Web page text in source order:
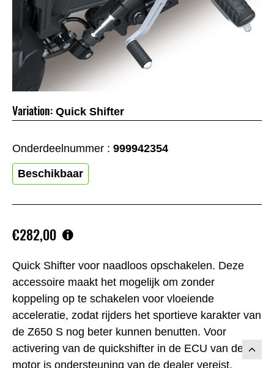
Quick Shifter voor naadloos opschakelen. Deze
accessoire maakt het mogelijk om zonder
koppeling op te schakelen voor vloeiende
acceleratie, zodat rijders het sportieve karakter van
de Z650 S nog beter kunnen benutten. Voor
activering van de quickshifter in de ECU van de
motor is ondersteuning van de dealer vereist.
€282,00
Variation: Quick Shifter
Onderdeelnummer : 999942354
Beschikbaar